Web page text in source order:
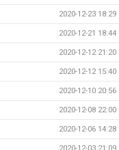
2020-12-23 18:29
2020-12-21 18:44
2020-12-12 21:20
2020-12-12 15:40
2020-12-10 20:56
2020-12-08 22:00
2020-12-06 14:28